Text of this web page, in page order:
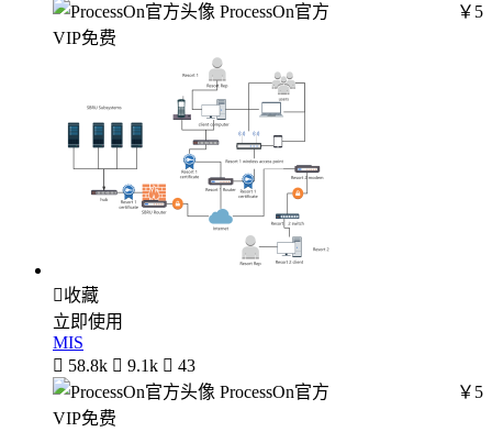
ProcessOn官方
￥5
VIP免费
收藏
立即使用
MIS
 58.8k  9.1k  43
ProcessOn官方
￥5
VIP免费